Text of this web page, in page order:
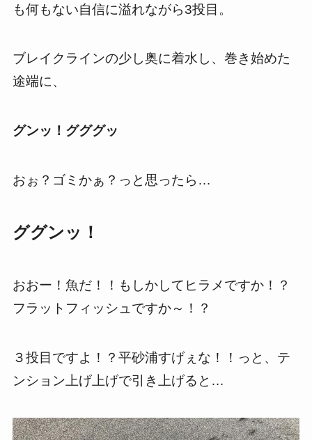
も何もない自信に溢れながら3投目。
ブレイクラインの少し奥に着水し、巻き始めた
途端に、
グンッ！グググッ
おぉ？ゴミかぁ？っと思ったら…
ググンッ！
おおー！魚だ！！もしかしてヒラメですか！？
フラットフィッシュですか～！？
３投目ですよ！？平砂浦すげぇな！！っと、テ
ンション上げ上げで引き上げると…